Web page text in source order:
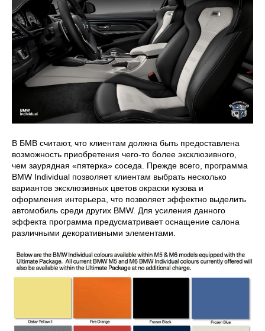
В БМВ считают, что клиентам должна быть предоставлена
возможность приобретения чего-то более эксклюзивного,
чем заурядная «пятерка» соседа. Прежде всего, программа
BMW Individual позволяет клиентам выбрать несколько
вариантов эксклюзивных цветов окраски кузова и
оформления интерьера, что позволяет эффектно выделить
автомобиль среди других BMW. Для усиления данного
эффекта программа предусматривает оснащение салона
различными декоративными элементами.